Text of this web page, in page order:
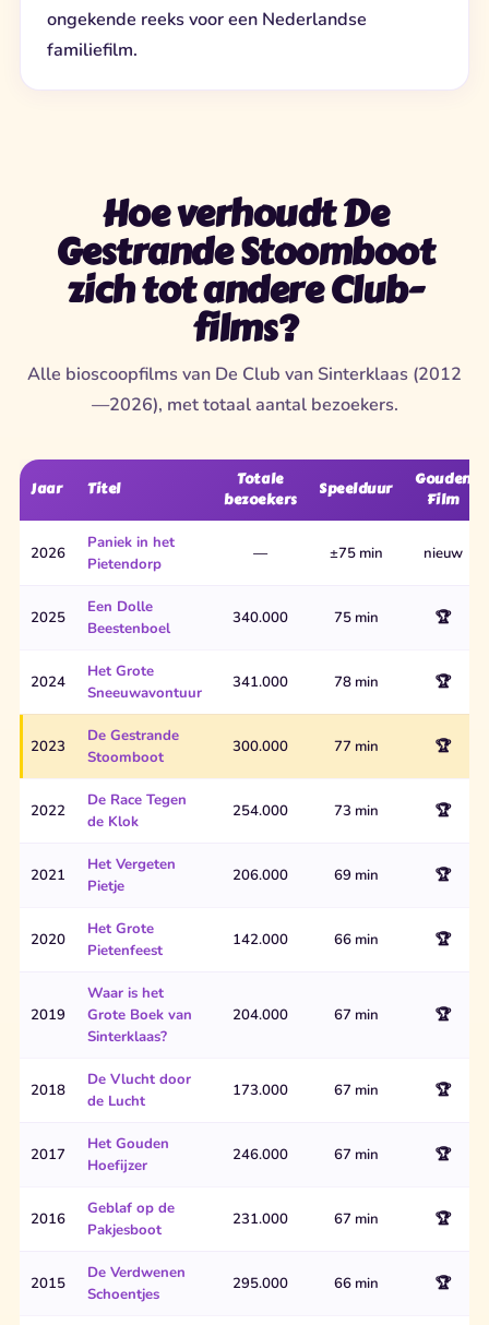
ongekende reeks voor een Nederlandse
familiefilm.
Hoe verhoudt De
Gestrande Stoomboot
zich tot andere Club-
films?
Alle bioscoopfilms van De Club van Sinterklaas (2012
—2026), met totaal aantal bezoekers.
Jaar Titel
Totale
bezoekers
Speelduur
Gouden
Film
2026
Paniek in het
Pietendorp
— ±75 min nieuw
2025
Een Dolle
Beestenboel
340.000 75 min 🏆
2024
Het Grote
Sneeuwavontuur
341.000 78 min 🏆
2023
De Gestrande
Stoomboot
300.000 77 min 🏆
2022
De Race Tegen
de Klok
254.000 73 min 🏆
2021
Het Vergeten
Pietje
206.000 69 min 🏆
2020
Het Grote
Pietenfeest
142.000 66 min 🏆
2019
Waar is het
Grote Boek van
Sinterklaas?
204.000 67 min 🏆
2018
De Vlucht door
de Lucht
173.000 67 min 🏆
2017
Het Gouden
Hoefijzer
246.000 67 min 🏆
2016
Geblaf op de
Pakjesboot
231.000 67 min 🏆
2015
De Verdwenen
Schoentjes
295.000 66 min 🏆